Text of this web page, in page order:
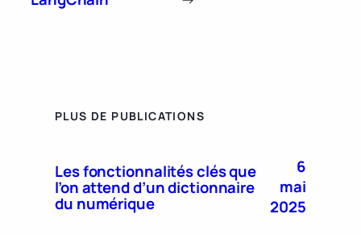
PLUS DE PUBLICATIONS
Les fonctionnalités clés que
l’on attend d’un dictionnaire
du numérique
6
mai
2025